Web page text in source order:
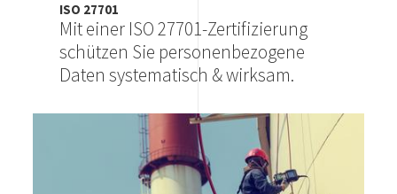
ISO 27701
Mit einer ISO 27701-Zertifizierung
schützen Sie personenbezogene
Daten systematisch & wirksam.